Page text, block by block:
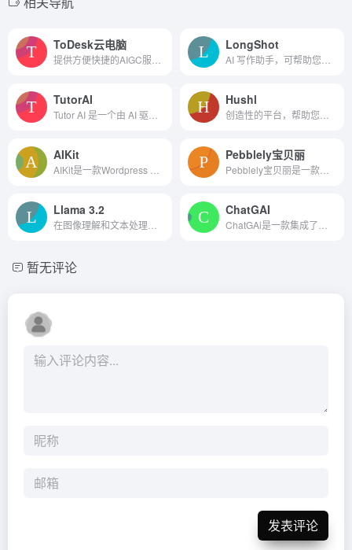
ToDesk云电脑 LongShot
TutorAI Hushl
AIKit Pebblely宝贝丽
Llama 3.2 ChatGAI
暂无评论
发表评论